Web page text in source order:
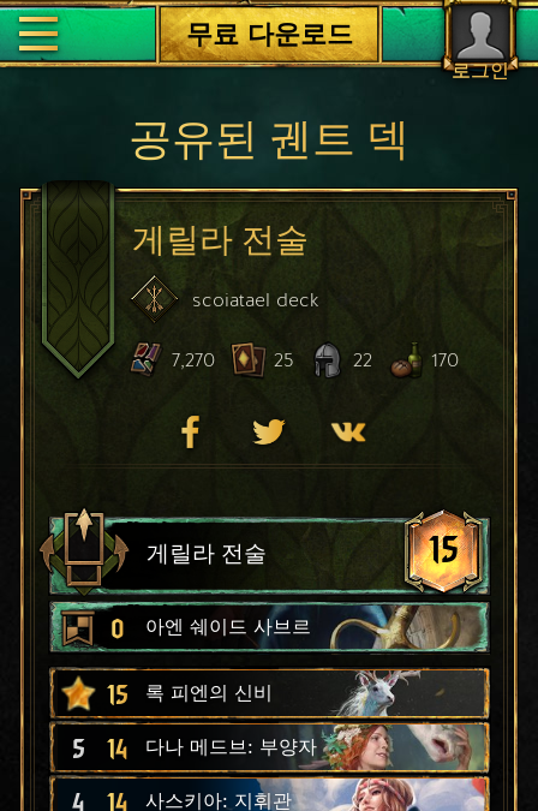
로그인
무료 다운로드
공유된 궨트 덱
게릴라 전술
scoiatael deck
7,270 25 22 170
게릴라 전술 15
0 아엔 쉐이드 사브르
15 록 피엔의 신비
5 14 다나 메드브: 부양자
4 14 사스키아: 지휘관